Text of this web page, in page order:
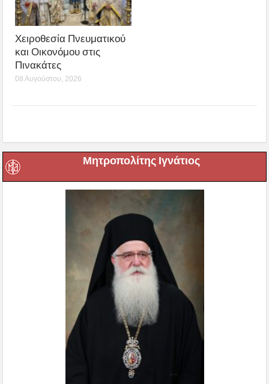
Χειροθεσία Πνευματικού
και Οικονόμου στις
Πινακάτες
08 Αυγούστου, 2026
Μητροπολίτης Ιγνάτιος